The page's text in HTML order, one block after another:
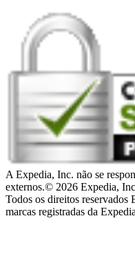
A Expedia, Inc. não se
externos.© 2026 Expedia,
Todos os direitos reservados
marcas registradas da